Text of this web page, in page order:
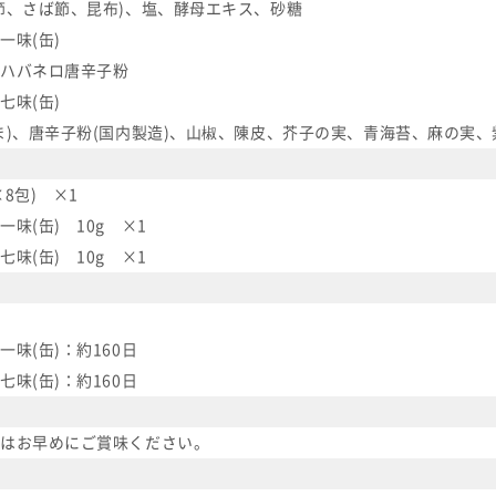
さば節、昆布)、塩、酵母エキス、砂糖
味(缶)
バネロ唐辛子粉
味(缶)
、唐辛子粉(国内製造)、山椒、陳皮、芥子の実、青海苔、麻の実、
包) ×1
一味(缶) 10g ×1
七味(缶) 10g ×1
味(缶)：約160日
味(缶)：約160日
お早めにご賞味ください。